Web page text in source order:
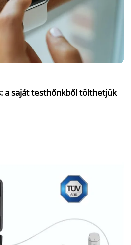
a saját testhőnkből tölthetjük